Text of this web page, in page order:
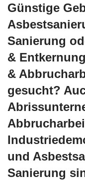
Günstige
Sanierung
&
&
gesucht?
und
Sanierung